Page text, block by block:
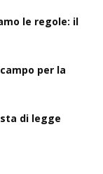
le regole: il
per la
di legge